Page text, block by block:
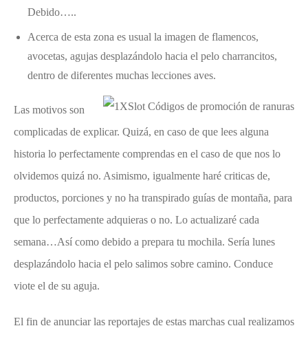
Debido…..
Acerca de esta zona es usual la imagen de flamencos,
avocetas, agujas desplazándolo hacia el pelo charrancitos,
dentro de diferentes muchas lecciones aves.
Las motivos son
complicadas de explicar. Quizá, en caso de que lees alguna
historia lo perfectamente comprendas en el caso de que nos lo
olvidemos quizá no. Asimismo, igualmente haré criticas de,
productos, porciones y no ha transpirado guías de montaña, para
que lo perfectamente adquieras o no. Lo actualizaré cada
semana…Así­ como debido a prepara tu mochila. Serí­a lunes
desplazándolo hacia el pelo salimos sobre camino. Conduce
viote el de su aguja.
El fin de anunciar las reportajes de estas marchas cual realizamos